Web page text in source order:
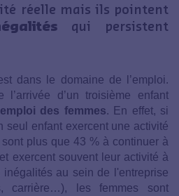
réelle mais ils pointent
qui persistent
dans le domaine de l’emploi.
l’arrivée d’un troisième enfant
des femmes. En effet, si
seul enfant exercent une activité
plus que 43 % à continuer à
exercent souvent leur activité à
au sein de l'entreprise
carrière…), les femmes sont